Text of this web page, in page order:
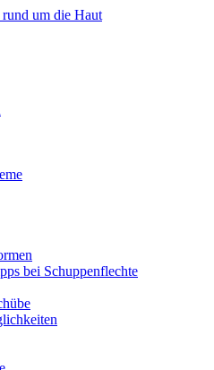
bei Schuppenflechte